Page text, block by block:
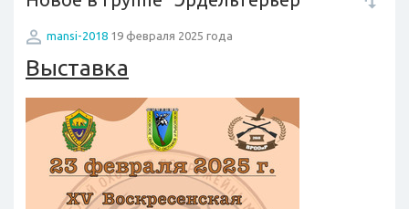
mansi-2018 19 февраля 2025 года
Выставка